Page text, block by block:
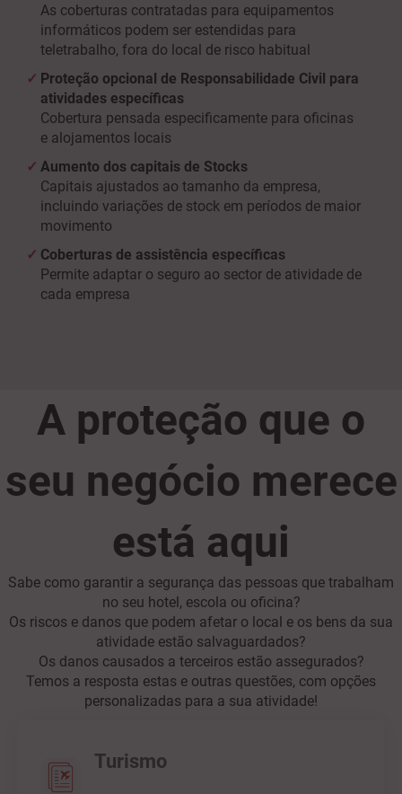
As coberturas contratadas para equipamentos
informáticos podem ser estendidas para
teletrabalho, fora do local de risco habitual
Proteção opcional de Responsabilidade Civil para
atividades específicas
Cobertura pensada especificamente para oficinas
e alojamentos locais
Aumento dos capitais de Stocks
Capitais ajustados ao tamanho da empresa,
incluindo variações de stock em períodos de maior
movimento
Coberturas de assistência específicas
Permite adaptar o seguro ao sector de atividade de
cada empresa
A proteção que o
seu negócio merece
está aqui
Sabe como garantir a segurança das pessoas que trabalham
no seu hotel, escola ou oficina?
Os riscos e danos que podem afetar o local e os bens da sua
atividade estão salvaguardados?
Os danos causados a terceiros estão assegurados?
Temos a resposta estas e outras questões, com opções
personalizadas para a sua atividade!
Turismo